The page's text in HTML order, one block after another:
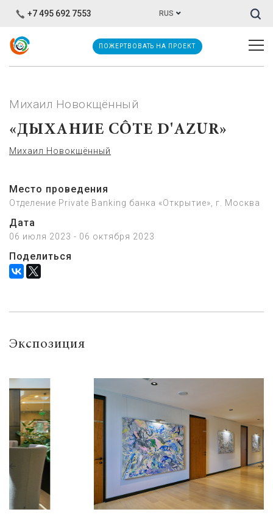
+7 495 692 7553 RUS
ПОЖЕРТВОВАТЬ НА ПРОЕКТ
Михаил Новокщённый
«ДЫХАНИЕ CÔTE D'AZUR»
Михаил Новокщённый
Место проведения
Отделение Private Banking банка «Открытие», г. Москва
Дата
06 июля 2023 - 06 октября 2023
Поделиться
Экспозиция